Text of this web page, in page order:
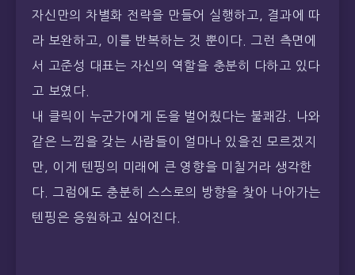
자신만의 차별화 전략을 만들어 실행하고, 결과에 따
라 보완하고, 이를 반복하는 것 뿐이다. 그런 측면에
서 고준성 대표는 자신의 역할을 충분히 다하고 있다
고 보였다.
내 클릭이 누군가에게 돈을 벌어줬다는 불쾌감. 나와
같은 느낌을 갖는 사람들이 얼마나 있을진 모르겠지
만, 이게 텐핑의 미래에 큰 영향을 미칠거라 생각한
다. 그럼에도 충분히 스스로의 방향을 찾아 나아가는
텐핑은 응원하고 싶어진다.